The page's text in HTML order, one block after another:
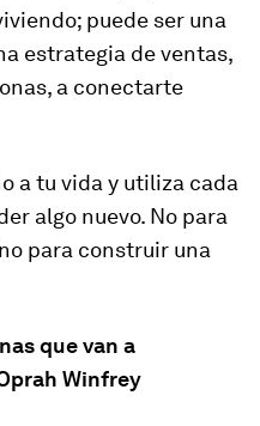
puede ser una
estrategia de ventas,
a conectarte
a tu vida y utiliza cada
algo nuevo. No para
para construir una
que van a
Winfrey